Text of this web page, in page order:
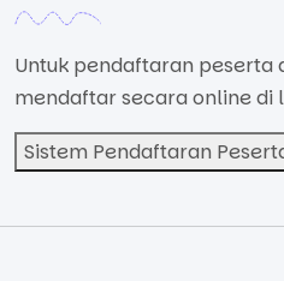
Untuk pendaftaran peserta
mendaftar secara online di
Sistem Pendaftaran